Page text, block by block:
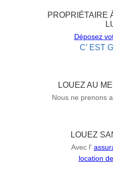
PROPRIÉTAIRE
Déposez
C' EST
LOUEZ AU
Nous ne prenons
LOUEZ
Avec l'
location